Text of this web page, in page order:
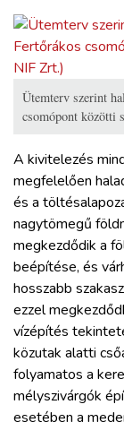
Ütemterv szerint
csomópont közötti
A kivitelezés
megfelelően
és a
nagytömegű
megkezdődik a
beépítése, és
hosszabb
ezzel
vízépítés
közutak alatti
folyamatos a
mélyszivárgók
esetében a